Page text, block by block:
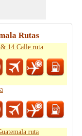
Rutas
& 14 Calle ruta
ruta